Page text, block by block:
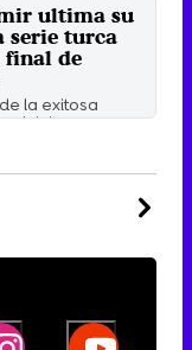
ultima su
serie turca
final de
la exitosa
Divinity